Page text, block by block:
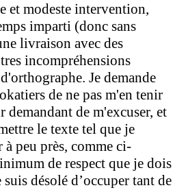
et modeste intervention,
imparti (donc sans
livraison avec des
incompréhensions
Je demande
de ne pas m'en tenir
de m'excuser, et
le texte tel que je
peu près, comme ci-
de respect que je dois
suis désolé d’occuper tant de